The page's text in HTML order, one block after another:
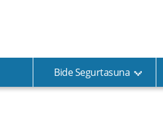
Bide Segurtasuna